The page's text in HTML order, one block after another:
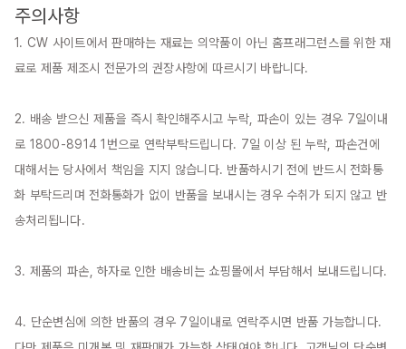
주의사항
1. CW 사이트에서 판매하는 재료는 의약품이 아닌 홈프래그런스를 위한 재
료로 제품 제조시 전문가의 권장사항에 따르시기 바랍니다.
2. 배송 받으신 제품을 즉시 확인해주시고 누락, 파손이 있는 경우 7일이내
로 1800-8914 1번으로 연락부탁드립니다. 7일 이상 된 누락, 파손건에
대해서는 당사에서 책임을 지지 않습니다. 반품하시기 전에 반드시 전화통
화 부탁드리며 전화통화가 없이 반품을 보내시는 경우 수취가 되지 않고 반
송처리됩니다.
3. 제품의 파손, 하자로 인한 배송비는 쇼핑몰에서 부담해서 보내드립니다.
4. 단순변심에 의한 반품의 경우 7일이내로 연락주시면 반품 가능합니다.